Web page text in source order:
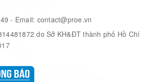
- Email: contact@proe.vn
do Sở KH&ĐT thành phố Hồ Chí